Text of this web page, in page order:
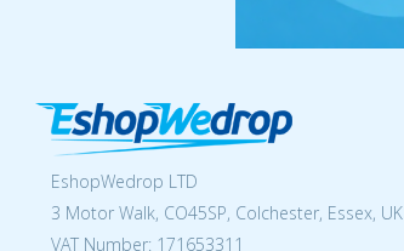
EshopWedrop LTD
3 Motor Walk, CO45SP, Colchester, Essex, UK
VAT Number: 171653311